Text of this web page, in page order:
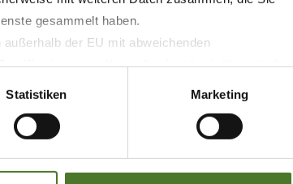
gesammelt haben.
der EU mit abweichenden
bzw. von Kontrollverlust bzgl. übermittelter
Statistiken Marketing